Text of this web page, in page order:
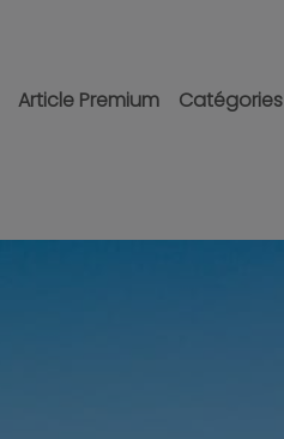
Article Premium Catégories